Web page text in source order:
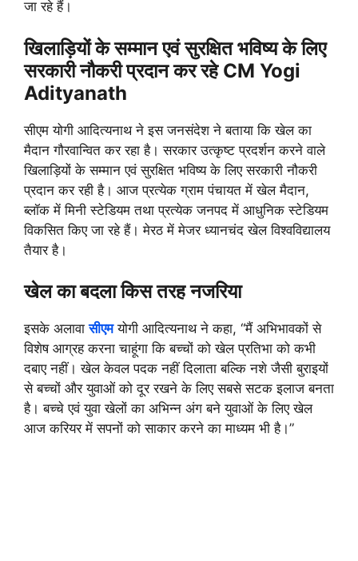
जा रहे हैं।
खिलाड़ियों के सम्मान एवं सुरक्षित भविष्य के लिए
सरकारी नौकरी प्रदान कर रहे CM Yogi
Adityanath
सीएम योगी आदित्यनाथ ने इस जनसंदेश ने बताया कि खेल का
मैदान गौरवान्वित कर रहा है। सरकार उत्कृष्ट प्रदर्शन करने वाले
खिलाड़ियों के सम्मान एवं सुरक्षित भविष्य के लिए सरकारी नौकरी
प्रदान कर रही है। आज प्रत्येक ग्राम पंचायत में खेल मैदान,
ब्लॉक में मिनी स्टेडियम तथा प्रत्येक जनपद में आधुनिक स्टेडियम
विकसित किए जा रहे हैं। मेरठ में मेजर ध्यानचंद खेल विश्वविद्यालय
तैयार है।
खेल का बदला किस तरह नजरिया
इसके अलावासीएम योगी आदित्यनाथ ने कहा, “मैं अभिभावकों से
विशेष आग्रह करना चाहूंगा कि बच्चों को खेल प्रतिभा को कभी
दबाए नहीं। खेल केवल पदक नहीं दिलाता बल्कि नशे जैसी बुराइयों
से बच्चों और युवाओं को दूर रखने के लिए सबसे सटक इलाज बनता
है। बच्चे एवं युवा खेलों का अभिन्न अंग बने युवाओं के लिए खेल
आज करियर में सपनों को साकार करने का माध्यम भी है।”